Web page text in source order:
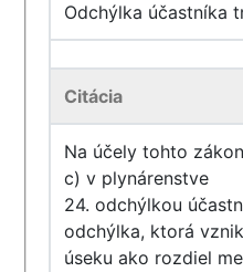
Odchýlka účastníka
Citácia
Na účely tohto
c) v plynárenstve
24. odchýlkou
odchýlka, ktorá
úseku ako rozdiel